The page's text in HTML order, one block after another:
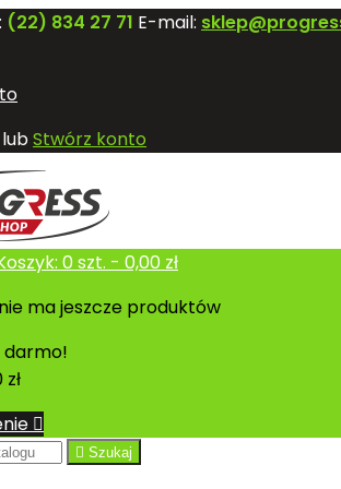
(22) 834 27 71 E-mail:
lubStwórz konto
0szt. - 0,00 zł
ma jeszcze produktów
darmo!

 Szukaj